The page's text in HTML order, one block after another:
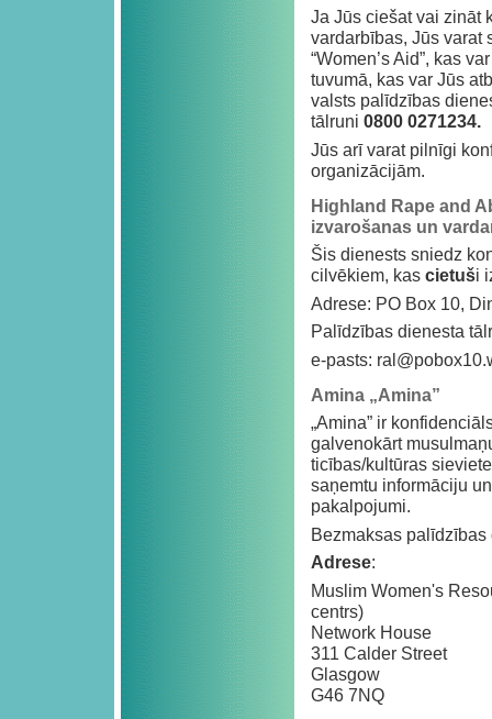
Ja Jūs ciešat vai zināt
vardarbības, Jūs varat
“Women’s Aid”, kas
tuvumā, kas var Jūs
valsts palīdzības
tālruni 0800 0271234.
Jūs arī varat pilnīgi
organizācijām.
Highland Rape and
izvarošanas un
Šis dienests sniedz
cilvēkiem, kas cietuši
Adrese: PO Box 10,
Palīdzības dienesta
e-pasts:
Amina „Amina”
„Amina” ir
galvenokārt
ticības/kultūras
saņemtu informāciju
pakalpojumi.
Bezmaksas
Adrese:
Muslim Women's
centrs)
Network House
311 Calder Street
Glasgow
G46 7NQ